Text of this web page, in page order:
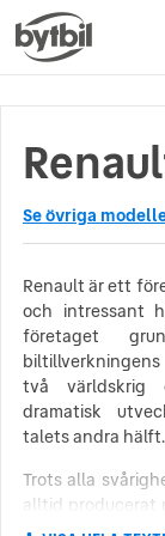
Se övriga
Renault är ett
och intressant
företaget
två
dramatisk
talets andra hälft.
Trots alla
alltid producerat
som